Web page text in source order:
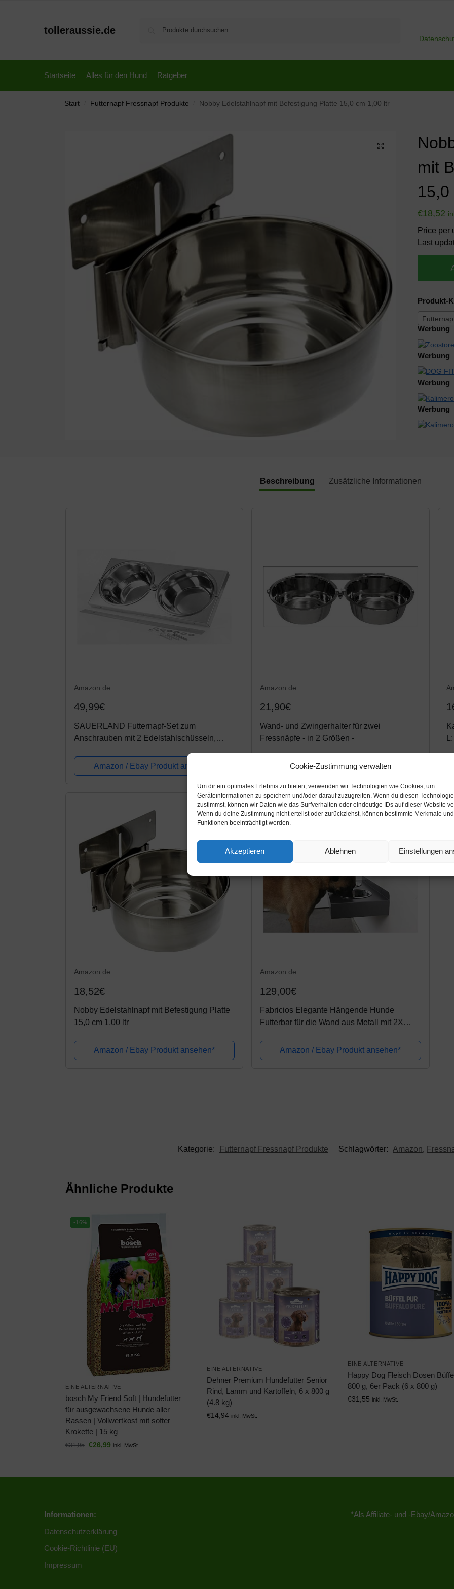
Cookie-Zustimmung verwalten
Um dir ein optimales Erlebnis zu bieten, verwenden wir Technologien wie Cookies, um
Geräteinformationen zu speichern und/oder darauf zuzugreifen. Wenn du diesen
zustimmst, können wir Daten wie das Surfverhalten oder eindeutige IDs auf dieser Website
Wenn du deine Zustimmung nicht erteilst oder zurückziehst, können bestimmte Merkmale und
Funktionen beeinträchtigt werden.
Akzeptieren Ablehnen Einstellungen
tolleraussie.de
Startseite Alles für den Hund Ratgeber
Start Futternapf Fressnapf Produkte Nobby Edelstahlnapf mit Befestigung Platte 15,0 cm 1,00 ltr
mit
€18,52
Price per
Last
Produkt-
Werbung
Werbung
Werbung
Werbung
Beschreibung Zusätzliche Informationen
Amazon.de
49,99€
SAUERLAND Futternapf-Set zum
Anschrauben mit 2 Edelstahlschüsseln,
Amazon / Ebay Produkt ansehen*
Amazon.de
21,90€
Wand- und Zwingerhalter für zwei
Fressnäpfe - in 2 Größen -
Amazon / Ebay Produkt ansehen*
Amazon.de
18,52€
Nobby Edelstahlnapf mit Befestigung Platte
15,0 cm 1,00 ltr
Amazon / Ebay Produkt ansehen*
Amazon.de
129,00€
Fabricios Elegante Hängende Hunde
Futterbar für die Wand aus Metall mit 2X
Amazon / Ebay Produkt ansehen*
Kategorie: Futternapf Fressnapf Produkte Schlagwörter: Amazon,
Ähnliche Produkte
-16%
EINE ALTERNATIVE
bosch My Friend Soft | Hundefutter
für ausgewachsene Hunde aller
Rassen | Vollwertkost mit softer
Krokette | 15 kg
€31,95 €26,99 inkl. MwSt.
EINE ALTERNATIVE
Dehner Premium Hundefutter Senior
Rind, Lamm und Kartoffeln, 6 x 800 g
(4.8 kg)
€14,94 inkl. MwSt.
EINE ALTERNATIVE
Happy Dog Fleisch Dosen
800 g, 6er Pack (6 x 800 g)
€31,55 inkl. MwSt.
Informationen:
Datenschutzerklärung
Cookie-Richtlinie (EU)
Impressum
*Als Affiliate- und -Ebay/